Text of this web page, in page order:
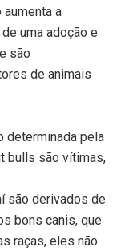
aumenta a
uma adoção e
são
de animais
determinada pela
bulls são vítimas,
são derivados de
bons canis, que
raças, eles não